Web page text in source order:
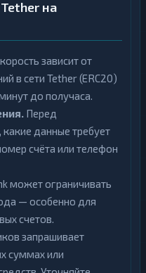
на
зависит от
в сети Tether (ERC20)
до получаса.
Перед
данные требует
счёта или телефон
может ограничивать
— особенно для
счетов.
запрашивает
суммах или